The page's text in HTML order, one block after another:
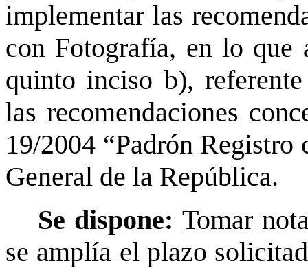
implementar las
con Fotografía, en lo
quinto inciso b),
las recomendaciones
19/2004 “Padrón
General de la República.
Se dispone: Tomar
se amplía el plazo